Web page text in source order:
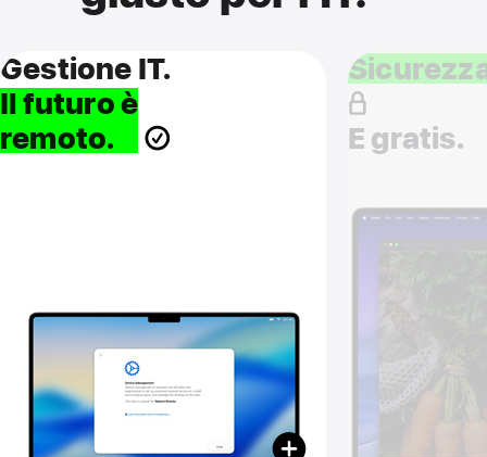
Gestione IT.
Il futuro è
remoto.
E gratis.